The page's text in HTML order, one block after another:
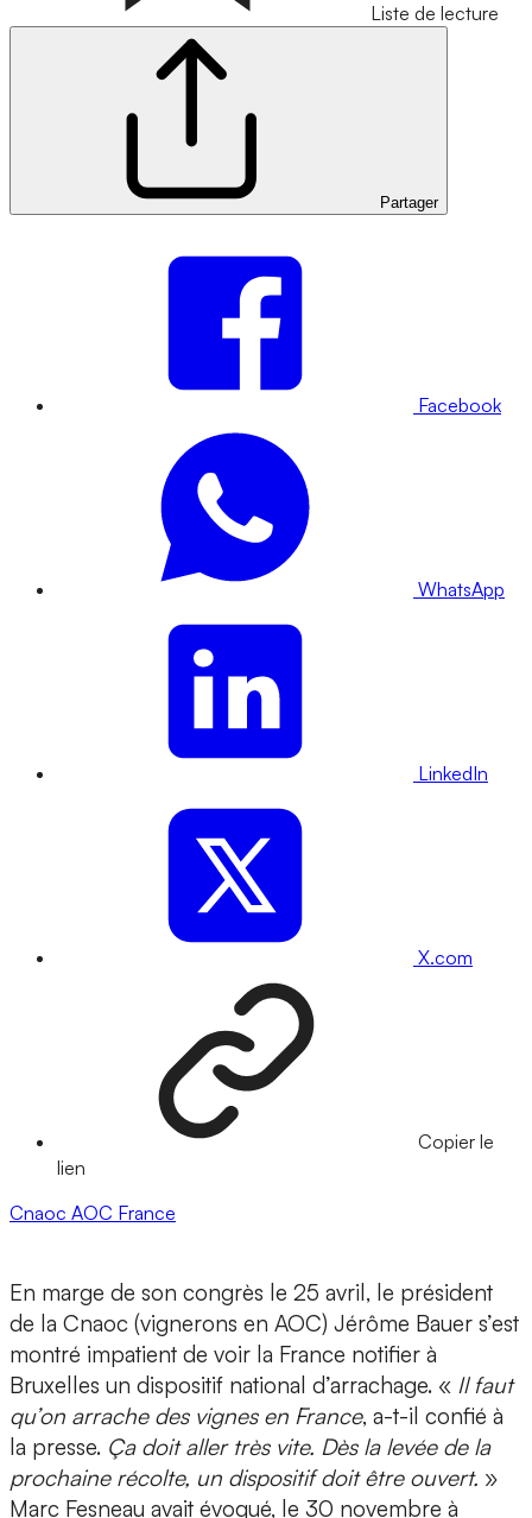
Liste de lecture
Partager
Facebook
WhatsApp
LinkedIn
X.com
Copier le
lien
Cnaoc AOC France
En marge de son congrès le 25 avril, le président
de la Cnaoc (vignerons en AOC) Jérôme Bauer s’est
montré impatient de voir la France notifier à
Bruxelles un dispositif national d’arrachage. « Il faut
qu’on arrache des vignes en France, a-t-il confié à
la presse. Ça doit aller très vite. Dès la levée de la
prochaine récolte, un dispositif doit être ouvert. »
Marc Fesneau avait évoqué, le 30 novembre à